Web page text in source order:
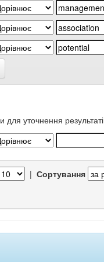
для уточнення
| Сортування